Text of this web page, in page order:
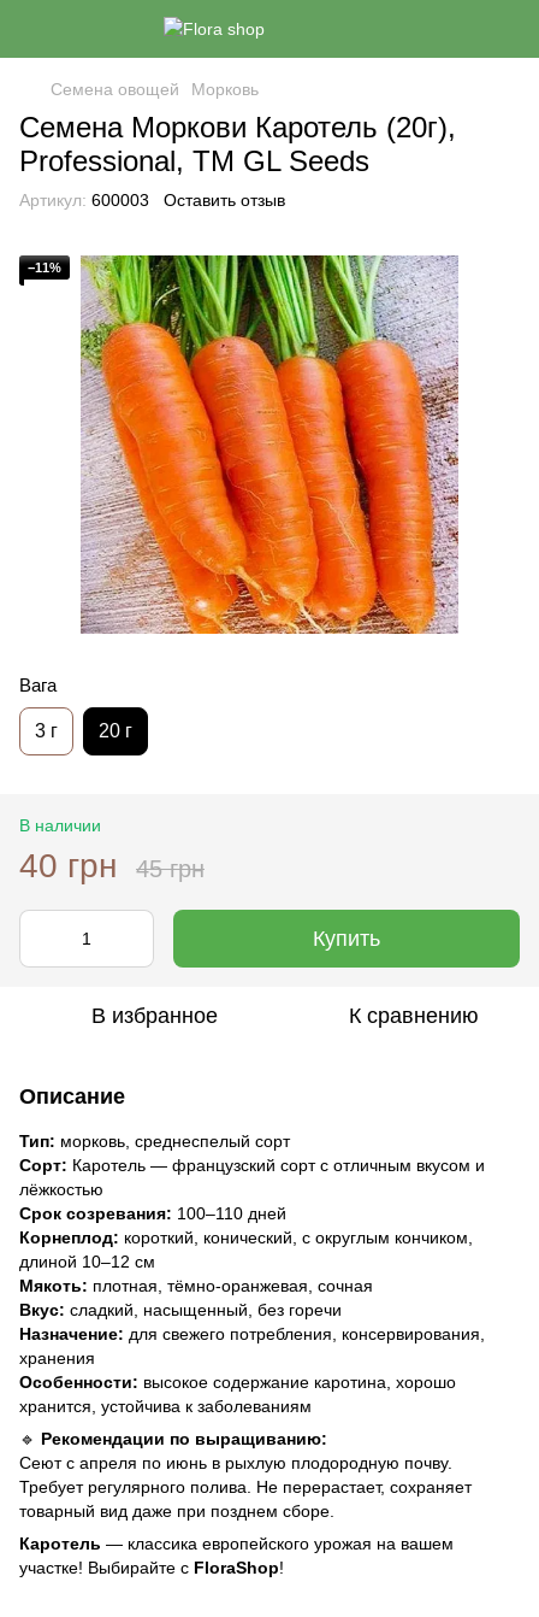
Семена овощей Морковь
Семена Моркови Каротель (20г),
Professional, TM GL Seeds
Артикул: 600003 Оставить отзыв
−11%
Вага
3 г 20 г
В наличии
40 грн 45 грн
Купить
В избранное К сравнению
Описание
Тип: морковь, среднеспелый сорт
Сорт: Каротель — французский сорт с отличным вкусом и
лёжкостью
Срок созревания: 100–110 дней
Корнеплод: короткий, конический, с округлым кончиком,
длиной 10–12 см
Мякоть: плотная, тёмно-оранжевая, сочная
Вкус: сладкий, насыщенный, без горечи
Назначение: для свежего потребления, консервирования,
хранения
Особенности: высокое содержание каротина, хорошо
хранится, устойчива к заболеваниям
🔹 Рекомендации по выращиванию:
Сеют с апреля по июнь в рыхлую плодородную почву.
Требует регулярного полива. Не перерастает, сохраняет
товарный вид даже при позднем сборе.
Каротель — классика европейского урожая на вашем
участке! Выбирайте с FloraShop!